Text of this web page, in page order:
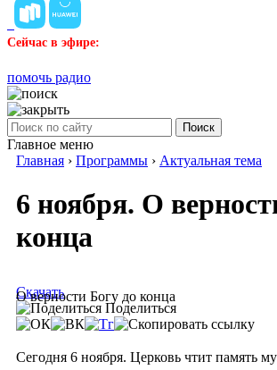
Сейчас в эфире:
помочь радио
Поиск
Главное меню
Главная › Программы › Актуальная тема
6 ноября. О
конца
О верности Богу до конца
Скачать
Поделиться
Сегодня 6 ноября. Церковь чтит память